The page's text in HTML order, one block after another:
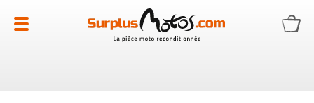
au
contenu